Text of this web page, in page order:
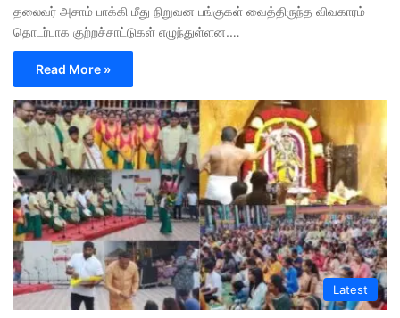
தலைவர் அசாம் பாக்கி மீது நிறுவன பங்குகள் வைத்திருந்த விவகாரம்
தொடர்பாக குற்றச்சாட்டுகள் எழுந்துள்ளன.…
Read More »
Latest